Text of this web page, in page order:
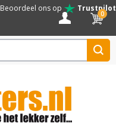
Beoordeel ons op Trustpilot
0